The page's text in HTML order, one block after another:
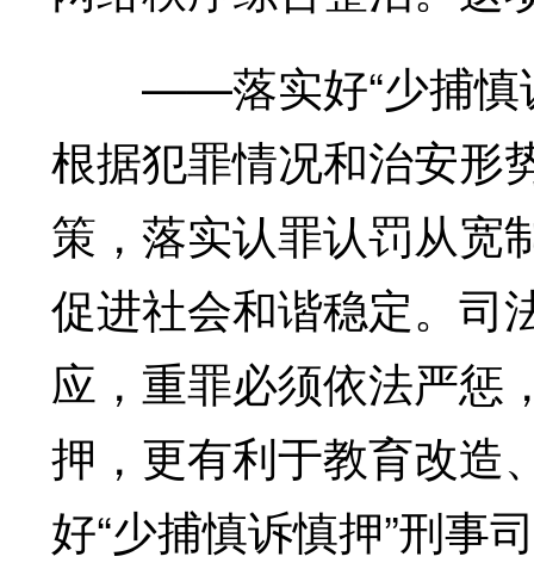
——落实好“少捕慎诉
根据犯罪情况和治安形
策，落实认罪认罚从宽
促进社会和谐稳定。司
应，重罪必须依法严惩
押，更有利于教育改造
好“少捕慎诉慎押”刑事